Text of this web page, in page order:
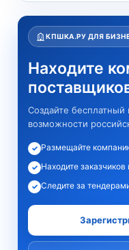
КПШКА.РУ ДЛЯ
Находите
Создайте бесплатный
возможности
✓ Размещайте
✓ Находите
✓ Следите за